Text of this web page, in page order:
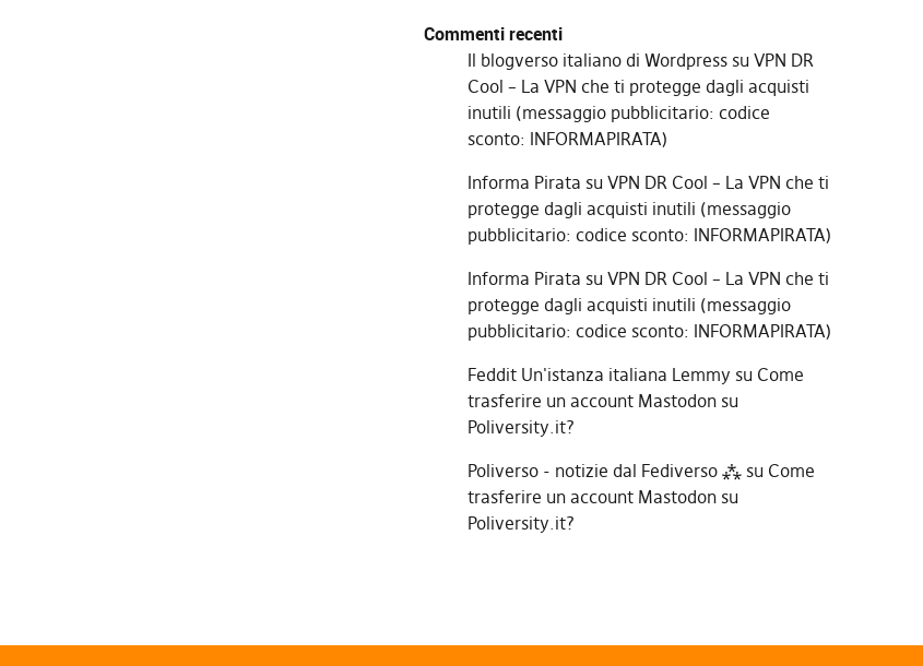
Commenti recenti
Il blogverso italiano di Wordpresssu VPN DR
Cool – La VPN che ti protegge dagli acquisti
inutili (messaggio pubblicitario: codice
sconto: INFORMAPIRATA)
Informa Pirata su VPN DR Cool – La VPN che ti
protegge dagli acquisti inutili (messaggio
pubblicitario: codice sconto: INFORMAPIRATA)
Informa Pirata su VPN DR Cool – La VPN che ti
protegge dagli acquisti inutili (messaggio
pubblicitario: codice sconto: INFORMAPIRATA)
Feddit Un'istanza italiana Lemmy su Come
trasferire un account Mastodon su
Poliversity.it?
Poliverso - notizie dal Fediverso ⁂su Come
trasferire un account Mastodon su
Poliversity.it?